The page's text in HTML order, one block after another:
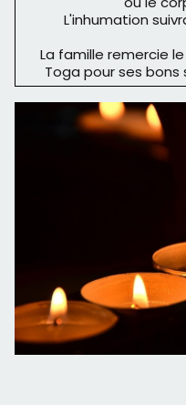
L'inhumation
La famille remercie
Toga pour ses